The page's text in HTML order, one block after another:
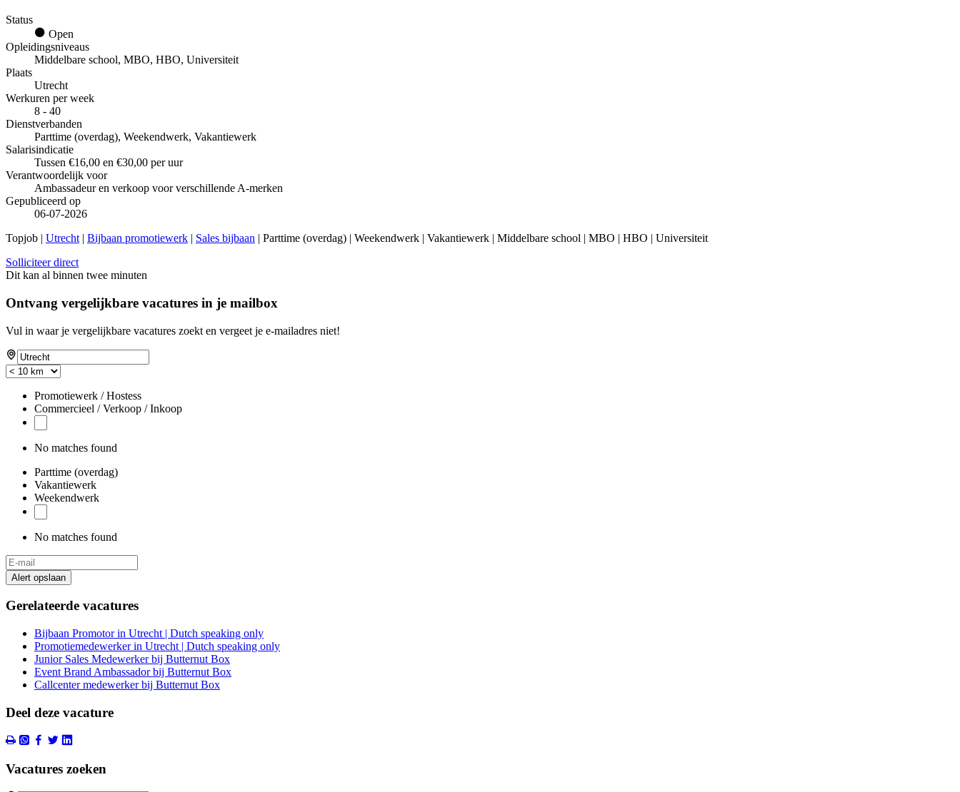
Status
Open
Opleidingsniveaus
Middelbare school, MBO, HBO, Universiteit
Plaats
Utrecht
Werkuren per week
8 - 40
Dienstverbanden
Parttime (overdag), Weekendwerk, Vakantiewerk
Salarisindicatie
Tussen €16,00 en €30,00 per uur
Verantwoordelijk voor
Ambassadeur en verkoop voor verschillende A-merken
Gepubliceerd op
06-07-2026
Topjob | Utrecht | Bijbaan promotiewerk | Sales bijbaan | Parttime (overdag) | Weekendwerk | Vakantiewerk | Middelbare school | MBO | HBO | Universiteit
Solliciteer direct
Dit kan al binnen twee minuten
Ontvang vergelijkbare vacatures in je mailbox
Vul in waar je vergelijkbare vacatures zoekt en vergeet je e-mailadres niet!
If
you
are
human,
ignore
field
Promotiewerk / Hostess
Commercieel / Verkoop / Inkoop
No matches found
Parttime (overdag)
Vakantiewerk
Weekendwerk
No matches found
Alert opslaan
Gerelateerde vacatures
Bijbaan Promotor in Utrecht | Dutch speaking only
Promotiemedewerker in Utrecht | Dutch speaking only
Junior Sales Medewerker bij Butternut Box
Event Brand Ambassador bij Butternut Box
Callcenter medewerker bij Butternut Box
Deel deze vacature
Vacatures zoeken